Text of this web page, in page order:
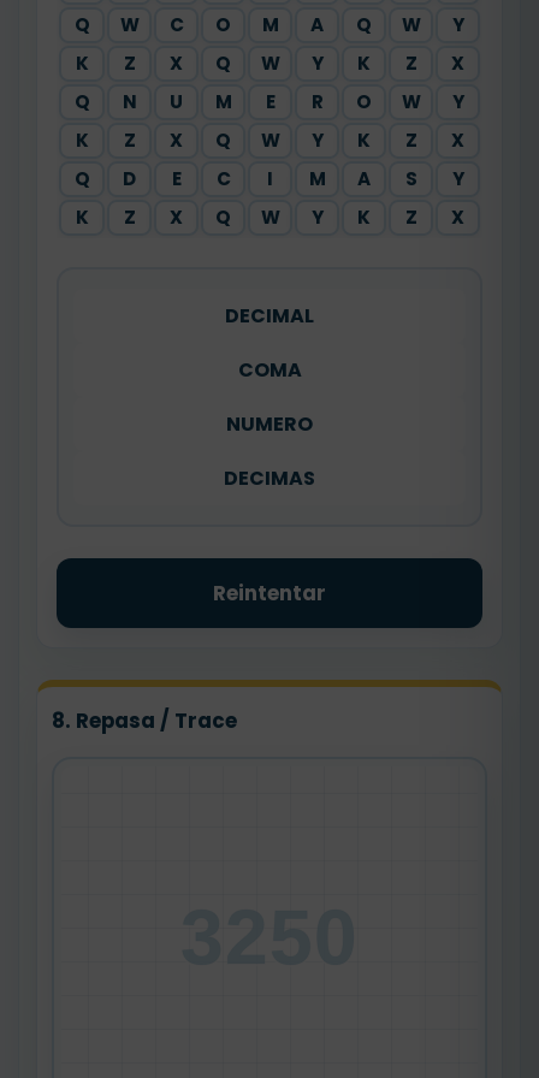
Q
W C O M A Q W
Y
K
Z X Q W Y K Z
X
Q
N U M E R O W
Y
K
Z X Q W Y K Z
X
Q
D E C I M A S
Y
K
Z X Q W Y K Z X
DECIMAL
COMA
NUMERO
DECIMAS
Reintentar
8. Repasa / Trace